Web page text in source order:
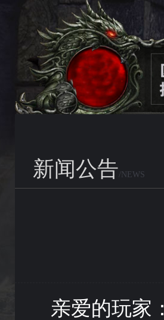
新闻公告/NEWS
亲爱的玩家：